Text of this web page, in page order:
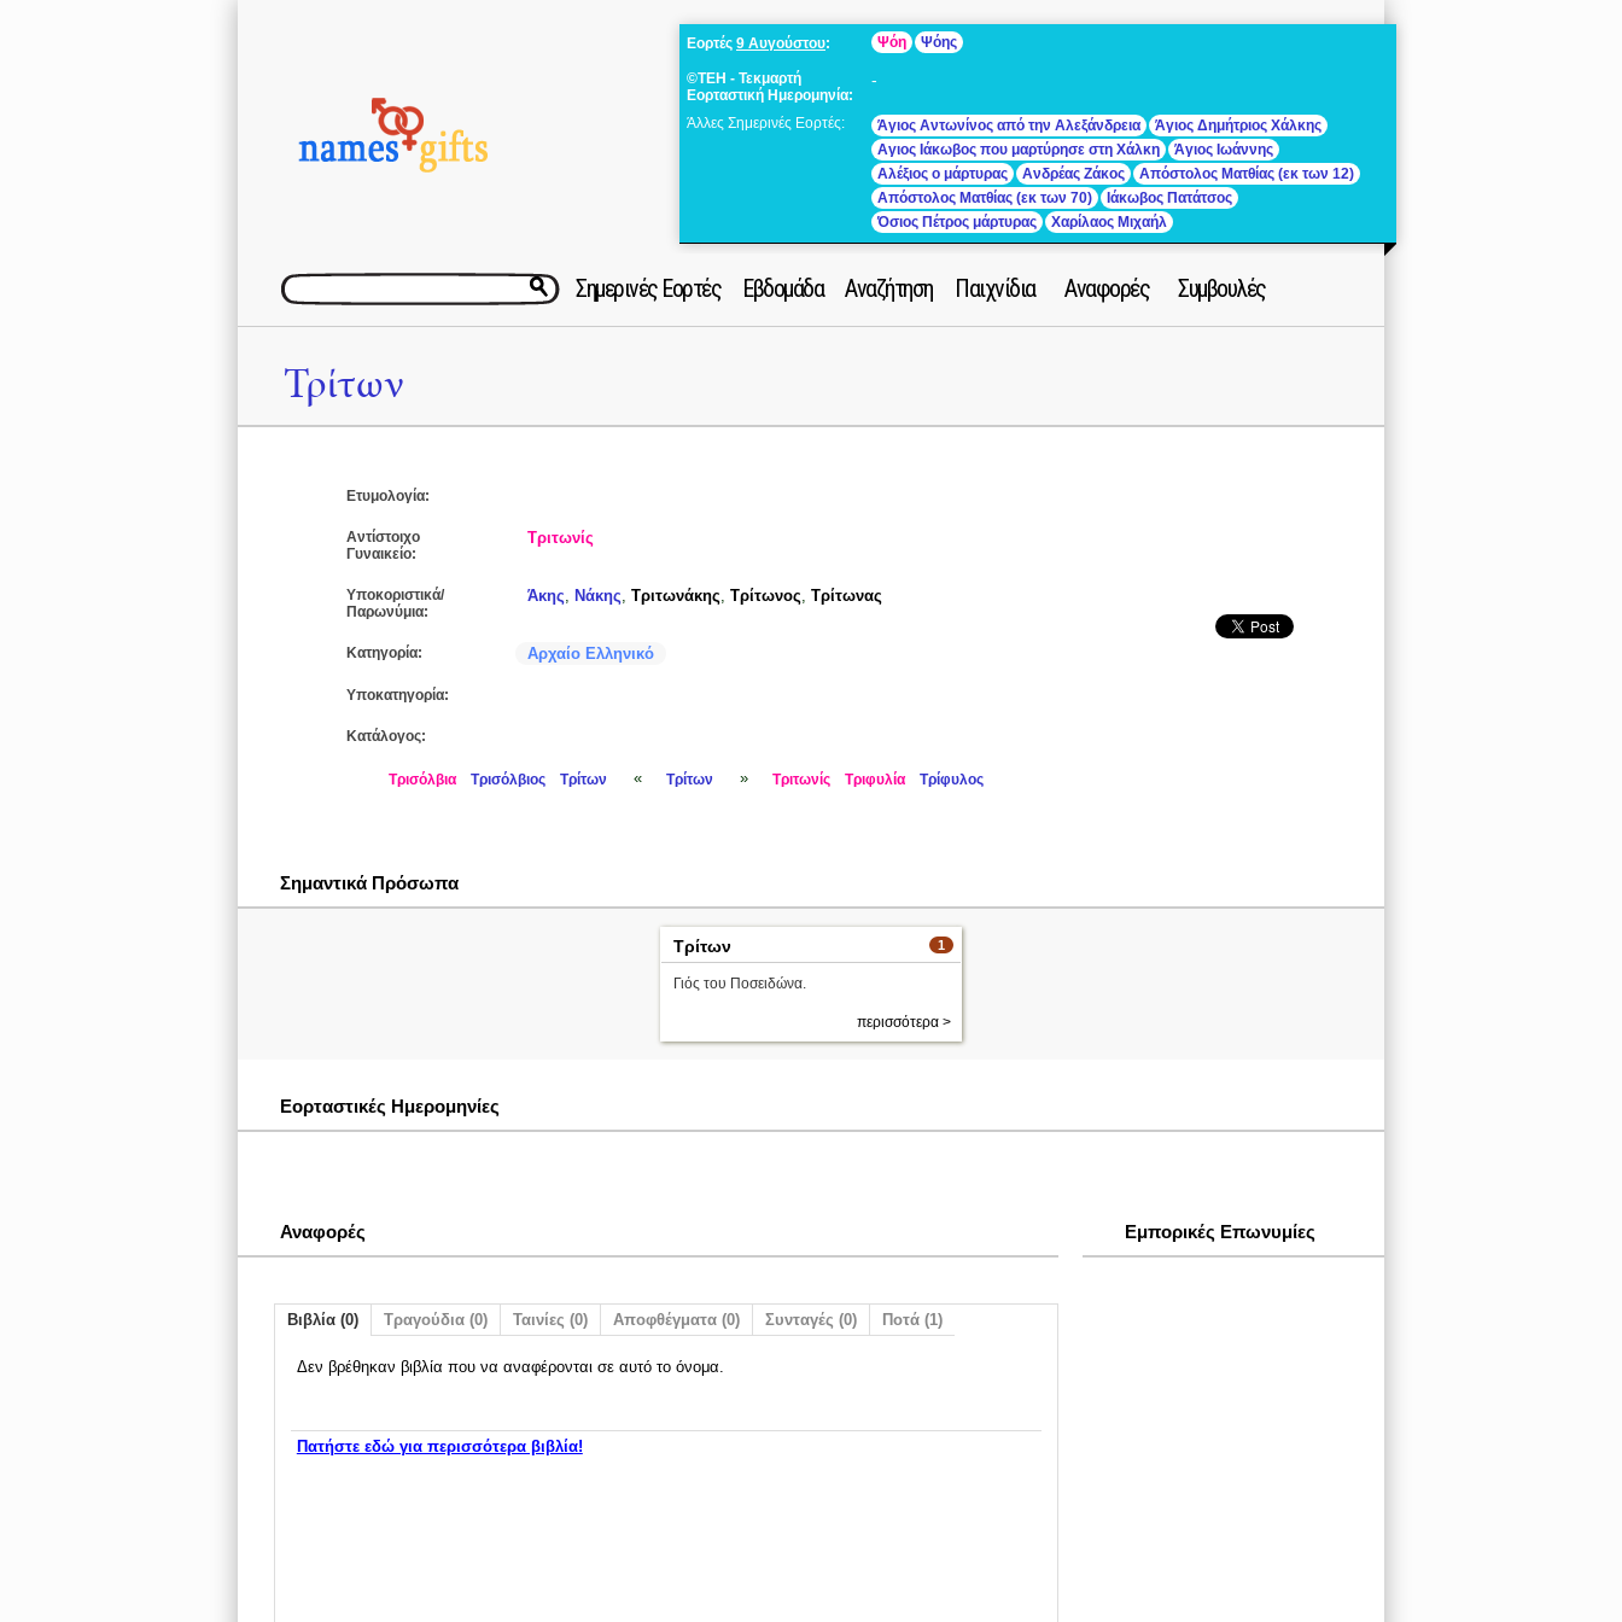
Εορτές 9 Αυγούστου: Ψόη Ψόης
©ΤΕΗ - Τεκμαρτή
Εορταστική Ημερομηνία:
-
Άλλες Σημερινές Εορτές: Άγιος Αντωνίνος από την Αλεξάνδρεια
Άγιος Δημήτριος Χάλκης
Αγιος Ιάκωβος που μαρτύρησε στη Χάλκη
Άγιος Ιωάννης
Αλέξιος ο μάρτυρας
Ανδρέας Ζάκος
Απόστολος Ματθίας (εκ των 12)
Απόστολος Ματθίας (εκ των 70)
Ιάκωβος Πατάτσος
Όσιος Πέτρος μάρτυρας
Χαρίλαος Μιχαήλ
Σημερινές Εορτές Εβδομάδα Αναζήτηση Παιχνίδια Αναφορές Συμβουλές
Τρίτων
Ετυμολογία:
Αντίστοιχο
Γυναικείο:
Τριτωνίς
Υποκοριστικά/
Παρωνύμια:
Άκης, Νάκης, Τριτωνάκης, Τρίτωνος, Τρίτωνας
Κατηγορία: Αρχαίο Ελληνικό
Υποκατηγορία:
Κατάλογος:
Τρισόλβια Τρισόλβιος Τρίτων « Τρίτων » Τριτωνίς Τριφυλία Τρίφυλος
Σημαντικά Πρόσωπα
1
Τρίτων
Γιός του Ποσειδώνα.
περισσότερα >
Εορταστικές Ημερομηνίες
Εμπορικές Επωνυμίες
Αναφορές
Βιβλία (0) Τραγούδια (0) Ταινίες (0) Αποφθέγματα (0) Συνταγές (0) Ποτά (1)
Δεν βρέθηκαν βιβλία που να αναφέρονται σε αυτό το όνομα.
Πατήστε εδώ για περισσότερα βιβλία!